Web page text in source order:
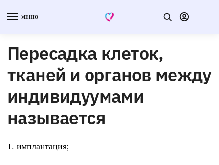
МЕНЮ
Пересадка клеток,
тканей и органов между
индивидуумами
называется
1. имплантация;